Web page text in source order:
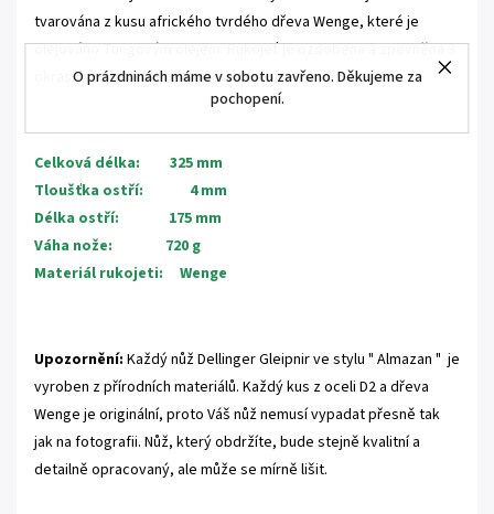
O prázdninách máme v sobotu zavřeno. Děkujeme za
pochopení.
tvarována z kusu afrického tvrdého dřeva Wenge, které je
olejováno Tungovým olejem.Rukojeť je ozdobena a zpevněna 3
okrasnými nýty, které jsou skrz rukojeť.
Celková délka: 325 mm
Tloušťka ostří: 4 mm
Délka ostří: 175 mm
Váha nože: 720 g
Materiál rukojeti: Wenge
Upozornění: Každý nůž Dellinger Gleipnir ve stylu " Almazan " je
vyroben z přírodních materiálů. Každý kus z oceli D2 a dřeva
Wenge je originální, proto Váš nůž nemusí vypadat přesně tak
jak na fotografii. Nůž, který obdržíte, bude stejně kvalitní a
detailně opracovaný, ale může se mírně lišit.